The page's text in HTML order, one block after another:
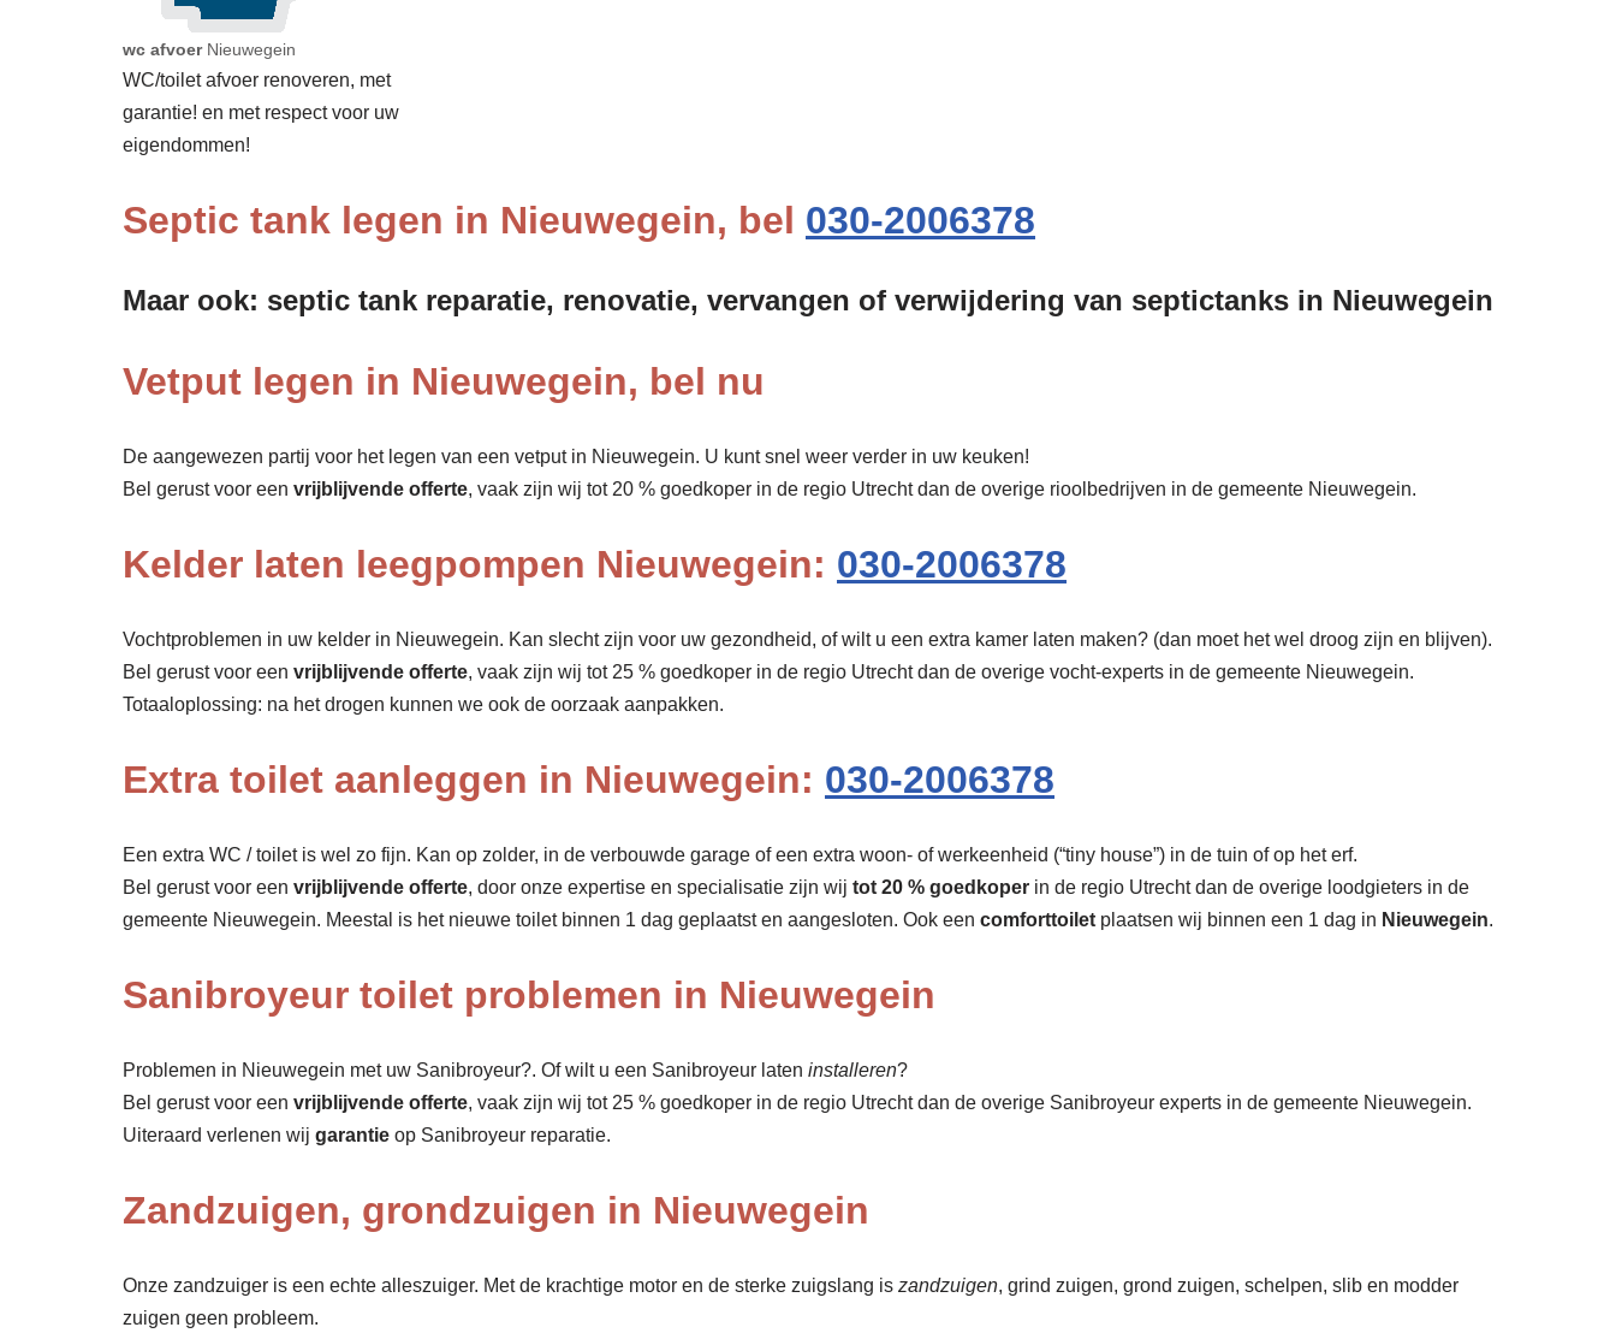
wc afvoer Nieuwegein
WC/toilet afvoer renoveren, met
garantie! en met respect voor uw
eigendommen!
Septic tank legen in Nieuwegein, bel 030-2006378
Maar ook: septic tank reparatie, renovatie, vervangen of verwijdering van septictanks in Nieuwegein
Vetput legen in Nieuwegein, bel nu
De aangewezen partij voor het legen van een vetput in Nieuwegein. U kunt snel weer verder in uw keuken!
Bel gerust voor een vrijblijvende offerte, vaak zijn wij tot 20 % goedkoper in de regio Utrecht dan de overige rioolbedrijven in de gemeente Nieuwegein.
Kelder laten leegpompen Nieuwegein: 030-2006378
Vochtproblemen in uw kelder in Nieuwegein. Kan slecht zijn voor uw gezondheid, of wilt u een extra kamer laten maken? (dan moet het wel droog zijn en blijven).
Bel gerust voor een vrijblijvende offerte, vaak zijn wij tot 25 % goedkoper in de regio Utrecht dan de overige vocht-experts in de gemeente Nieuwegein.
Totaaloplossing: na het drogen kunnen we ook de oorzaak aanpakken.
Extra toilet aanleggen in Nieuwegein: 030-2006378
Een extra WC / toilet is wel zo fijn. Kan op zolder, in de verbouwde garage of een extra woon- of werkeenheid (“tiny house”) in de tuin of op het erf.
Bel gerust voor een vrijblijvende offerte, door onze expertise en specialisatie zijn wij tot 20 % goedkoper in de regio Utrecht dan de overige loodgieters in de
gemeente Nieuwegein. Meestal is het nieuwe toilet binnen 1 dag geplaatst en aangesloten. Ook een comforttoilet plaatsen wij binnen een 1 dag in Nieuwegein.
Sanibroyeur toilet problemen in Nieuwegein
Problemen in Nieuwegein met uw Sanibroyeur?. Of wilt u een Sanibroyeur laten installeren?
Bel gerust voor een vrijblijvende offerte, vaak zijn wij tot 25 % goedkoper in de regio Utrecht dan de overige Sanibroyeur experts in de gemeente Nieuwegein.
Uiteraard verlenen wij garantie op Sanibroyeur reparatie.
Zandzuigen, grondzuigen in Nieuwegein
Onze zandzuiger is een echte alleszuiger. Met de krachtige motor en de sterke zuigslang is zandzuigen, grind zuigen, grond zuigen, schelpen, slib en modder
zuigen geen probleem.